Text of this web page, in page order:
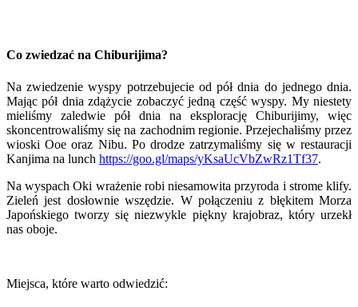
Co zwiedzać na Chiburijima?
Na zwiedzenie wyspy potrzebujecie od pół dnia do jednego dnia.
Mając pół dnia zdążycie zobaczyć jedną część wyspy. My niestety
mieliśmy zaledwie pół dnia na eksplorację Chiburijimy, więc
skoncentrowaliśmy się na zachodnim regionie. Przejechaliśmy przez
wioski Ooe oraz Nibu. Po drodze zatrzymaliśmy się w restauracji
Kanjima na lunch https://goo.gl/maps/yKsaUcVbZwRz1Tf37.
Na wyspach Oki wrażenie robi niesamowita przyroda i strome klify.
Zieleń jest dosłownie wszędzie. W połączeniu z błękitem Morza
Japońskiego tworzy się niezwykle piękny krajobraz, który urzekł
nas oboje.
Miejsca, które warto odwiedzić: